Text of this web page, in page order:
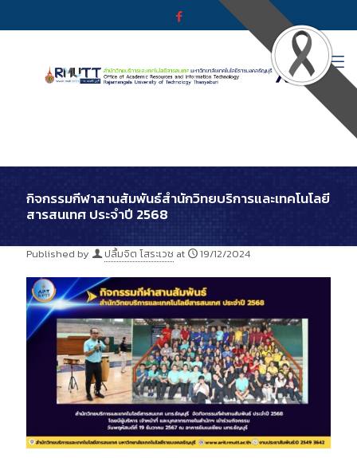
กิจกรรมกีฬาสานสัมพันธ์สำนักวิทยบริการและเทคโนโลยี
สารสนเทศ ประจำปี 2568
Published by ปลื้มจิต โสระเวช at 19/12/2024